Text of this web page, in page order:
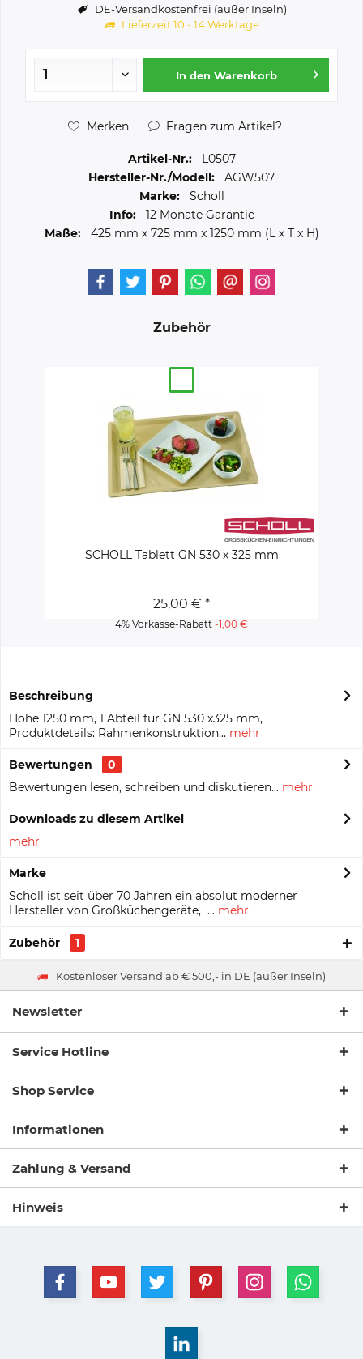
DE-Versandkostenfrei (außer Inseln)
Lieferzeit 10 - 14 Werktage
In den Warenkorb
Merken Fragen zum Artikel?
Artikel-Nr.:
L0507
Hersteller-Nr./Modell:
AGW507
Marke:
Scholl
Info:
12 Monate Garantie
Maße:
425 mm x 725 mm x 1250 mm (L x T x H)
Zubehör
SCHOLL Tablett GN 530 x 325 mm
25,00 € *
4% Vorkasse-Rabatt -1,00 €
Beschreibung
Höhe 1250 mm, 1 Abteil für GN 530 x325 mm,
Produktdetails: Rahmenkonstruktion... mehr
Bewertungen
0
Bewertungen lesen, schreiben und diskutieren... mehr
Downloads zu diesem Artikel
mehr
Marke
Scholl ist seit über 70 Jahren ein absolut moderner
Hersteller von Großküchengeräte, ... mehr
Zubehör 1
Kostenloser Versand ab € 500,- in DE (außer Inseln)
Newsletter
Service Hotline
Shop Service
Informationen
Zahlung & Versand
Hinweis